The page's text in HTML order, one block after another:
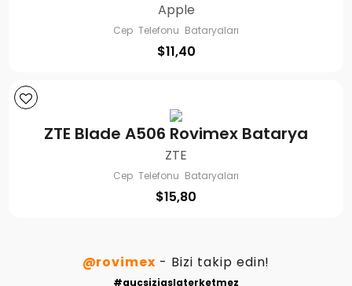
Apple
Cep Telefonu Bataryaları
$11,40
ZTE Blade A506 Rovimex Batarya
ZTE
Cep Telefonu Bataryaları
$15,80
@rovimex - Bizi takip edin!
#gucsiziaslaterketmez